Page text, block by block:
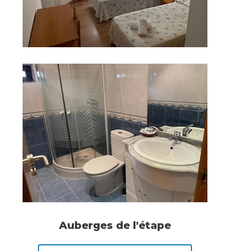
Auberges de l'étape